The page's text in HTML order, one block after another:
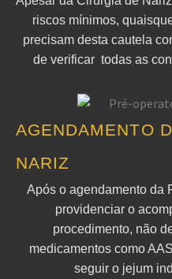
riscos mínimos,
precisam desta cautela
de verificar todas as
AGENDAMENTO
NARIZ
Após o agendamento da
providenciar o
procedimento, não
medicamentos como
seguir o jejum